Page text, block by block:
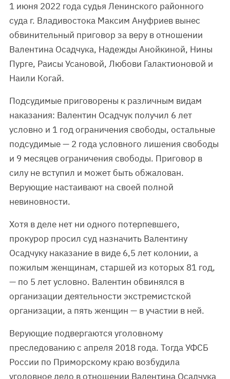
1 июня 2022 года судья Ленинского районного
суда г. Владивостока Максим Ануфриев вынес
обвинительный приговор за веру в отношении
Валентина Осадчука, Надежды Анойкиной, Нины
Пурге, Раисы Усановой, Любови Галактионовой и
Наили Когай.
Подсудимые приговорены к различным видам
наказания: Валентин Осадчук получил 6 лет
условно и 1 год ограничения свободы, остальные
подсудимые — 2 года условного лишения свободы
и 9 месяцев ограничения свободы. Приговор в
силу не вступил и может быть обжалован.
Верующие настаивают на своей полной
невиновности.
Хотя в деле нет ни одного потерпевшего,
прокурор просил суд назначить Валентину
Осадчуку наказание в виде 6,5 лет колонии, а
пожилым женщинам, старшей из которых 81 год,
— по 5 лет условно. Валентин обвинялся в
организации деятельности экстремистской
организации, а пять женщин — в участии в ней.
Верующие подвергаются уголовному
преследованию с апреля 2018 года. Тогда УФСБ
России по Приморскому краю возбудила
уголовное дело в отношении Валентина Осадчука